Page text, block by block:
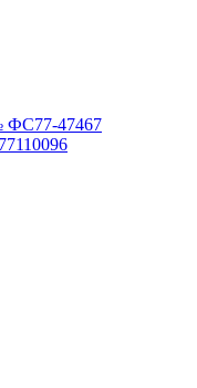
ФС77-47467